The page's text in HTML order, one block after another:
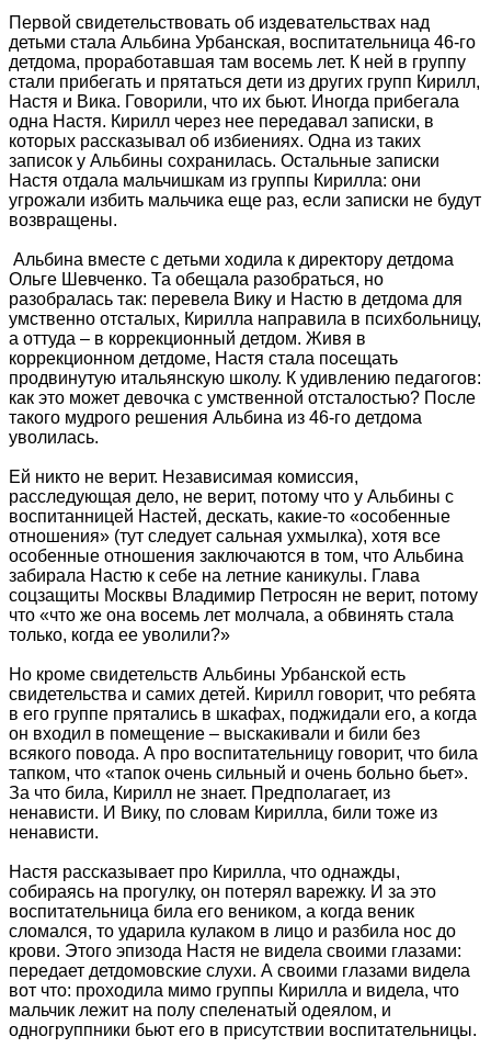
Первой свидетельствовать об издевательствах над
детьми стала Альбина Урбанская, воспитательница 46-го
детдома, проработавшая там восемь лет. К ней в группу
стали прибегать и прятаться дети из других групп Кирилл,
Настя и Вика. Говорили, что их бьют. Иногда прибегала
одна Настя. Кирилл через нее передавал записки, в
которых рассказывал об избиениях. Одна из таких
записок у Альбины сохранилась. Остальные записки
Настя отдала мальчишкам из группы Кирилла: они
угрожали избить мальчика еще раз, если записки не будут
возвращены.
Альбина вместе с детьми ходила к директору детдома
Ольге Шевченко. Та обещала разобраться, но
разобралась так: перевела Вику и Настю в детдома для
умственно отсталых, Кирилла направила в психбольницу,
а оттуда – в коррекционный детдом. Живя в
коррекционном детдоме, Настя стала посещать
продвинутую итальянскую школу. К удивлению педагогов:
как это может девочка с умственной отсталостью? После
такого мудрого решения Альбина из 46-го детдома
уволилась.
Ей никто не верит. Независимая комиссия,
расследующая дело, не верит, потому что у Альбины с
воспитанницей Настей, дескать, какие-то «особенные
отношения» (тут следует сальная ухмылка), хотя все
особенные отношения заключаются в том, что Альбина
забирала Настю к себе на летние каникулы. Глава
соцзащиты Москвы Владимир Петросян не верит, потому
что «что же она восемь лет молчала, а обвинять стала
только, когда ее уволили?»
Но кроме свидетельств Альбины Урбанской есть
свидетельства и самих детей. Кирилл говорит, что ребята
в его группе прятались в шкафах, поджидали его, а когда
он входил в помещение – выскакивали и били без
всякого повода. А про воспитательницу говорит, что била
тапком, что «тапок очень сильный и очень больно бьет».
За что била, Кирилл не знает. Предполагает, из
ненависти. И Вику, по словам Кирилла, били тоже из
ненависти.
Настя рассказывает про Кирилла, что однажды,
собираясь на прогулку, он потерял варежку. И за это
воспитательница била его веником, а когда веник
сломался, то ударила кулаком в лицо и разбила нос до
крови. Этого эпизода Настя не видела своими глазами:
передает детдомовские слухи. А своими глазами видела
вот что: проходила мимо группы Кирилла и видела, что
мальчик лежит на полу спеленатый одеялом, и
одногруппники бьют его в присутствии воспитательницы.